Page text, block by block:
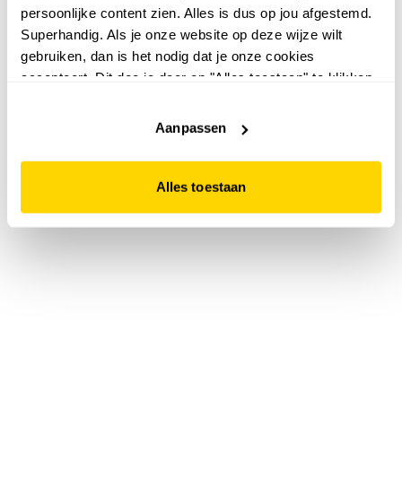
persoonlijke content zien. Alles is dus op jou afgestemd.
Superhandig. Als je onze website op deze wijze wilt
gebruiken, dan is het nodig dat je onze cookies
accepteert. Dit doe je door op "Alles toestaan" te klikken.
website niet optimaal functioneert.
Aanpassen
Alles toestaan